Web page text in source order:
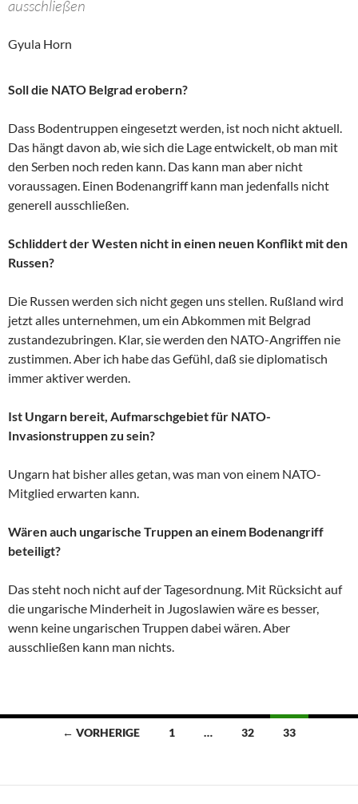
ausschließen
Gyula Horn
Soll die NATO Belgrad erobern?
Dass Bodentruppen eingesetzt werden, ist noch nicht aktuell.
Das hängt davon ab, wie sich die Lage entwickelt, ob man mit
den Serben noch reden kann. Das kann man aber nicht
voraussagen. Einen Bodenangriff kann man jedenfalls nicht
generell ausschließen.
Schliddert der Westen nicht in einen neuen Konflikt mit den
Russen?
Die Russen werden sich nicht gegen uns stellen. Rußland wird
jetzt alles unternehmen, um ein Abkommen mit Belgrad
zustandezubringen. Klar, sie werden den NATO-Angriffen nie
zustimmen. Aber ich habe das Gefühl, daß sie diplomatisch
immer aktiver werden.
Ist Ungarn bereit, Aufmarschgebiet für NATO-
Invasionstruppen zu sein?
Ungarn hat bisher alles getan, was man von einem NATO-
Mitglied erwarten kann.
Wären auch ungarische Truppen an einem Bodenangriff
beteiligt?
Das steht noch nicht auf der Tagesordnung. Mit Rücksicht auf
die ungarische Minderheit in Jugoslawien wäre es besser,
wenn keine ungarischen Truppen dabei wären. Aber
ausschließen kann man nichts.
Beitragsnavigation
← VORHERIGE 1 … 32 33